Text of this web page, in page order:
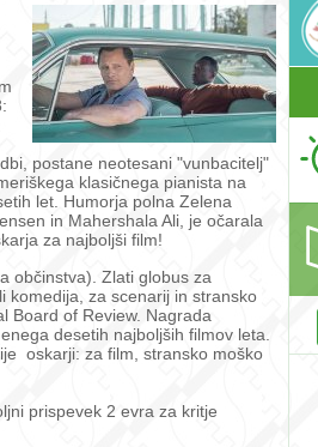
postane neotesani "vunbacitelj"
klasičnega pianista na
let. Humorja polna Zelena
in Mahershala Ali, je očarala
za najboljši film!
občinstva). Zlati globus za
komedija, za scenarij in stransko
Board of Review. Nagrada
desetih najboljših filmov leta.
oskarji: za film, stransko moško
prispevek 2 evra za kritje